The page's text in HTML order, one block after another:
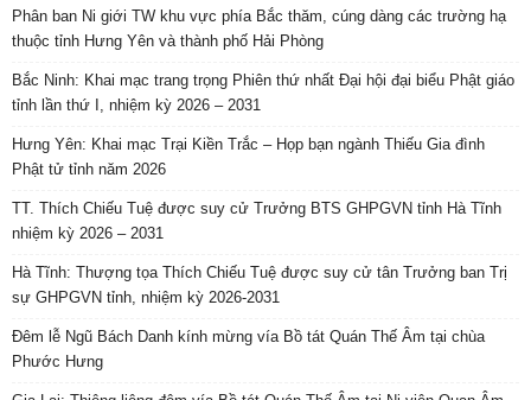
Phân ban Ni giới TW khu vực phía Bắc thăm, cúng dàng các trường hạ
thuộc tỉnh Hưng Yên và thành phố Hải Phòng
Bắc Ninh: Khai mạc trang trọng Phiên thứ nhất Đại hội đại biểu Phật giáo
tỉnh lần thứ I, nhiệm kỳ 2026 – 2031
Hưng Yên: Khai mạc Trại Kiền Trắc – Họp bạn ngành Thiếu Gia đình
Phật tử tỉnh năm 2026
TT. Thích Chiếu Tuệ được suy cử Trưởng BTS GHPGVN tỉnh Hà Tĩnh
nhiệm kỳ 2026 – 2031
Hà Tĩnh: Thượng tọa Thích Chiếu Tuệ được suy cử tân Trưởng ban Trị
sự GHPGVN tỉnh, nhiệm kỳ 2026-2031
Đêm lễ Ngũ Bách Danh kính mừng vía Bồ tát Quán Thế Âm tại chùa
Phước Hưng